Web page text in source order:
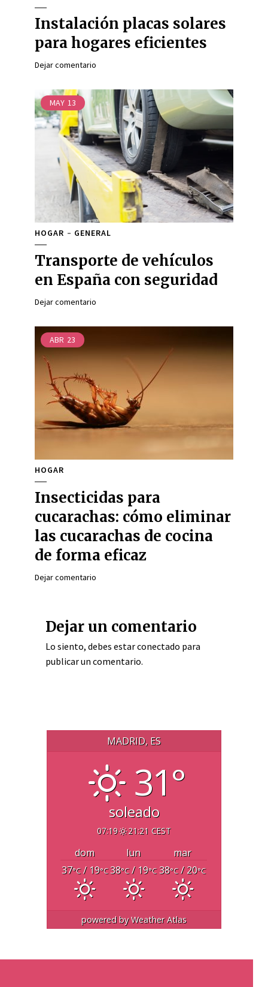
Instalación placas solares
para hogares eficientes
Dejar comentario
MAY 13
HOGAR GENERAL
Transporte de vehículos
en España con seguridad
Dejar comentario
ABR 23
HOGAR
Insecticidas para
cucarachas: cómo eliminar
las cucarachas de cocina
de forma eficaz
Dejar comentario
Dejar un comentario
Lo siento, debes estarconectado para
publicar un comentario.
MADRID, ES
31°
soleado
07:19 21:21 CEST
dom lun
mar
37°C/ 19°C38°C/ 19°C 38°C/ 20°C
powered byWeather Atlas